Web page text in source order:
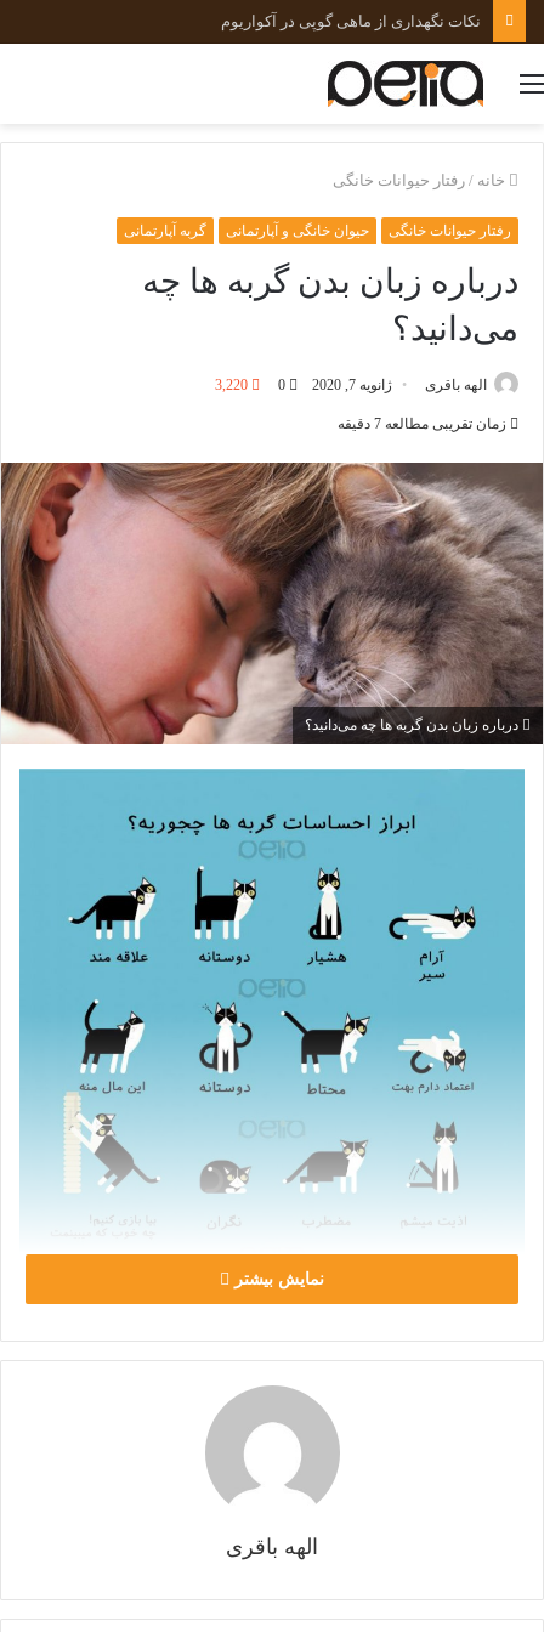
نکات نگهداری از ماهی گوپی در آکواریوم
منو
خانه / رفتار حیوانات خانگی
رفتار حیوانات خانگی حیوان خانگی و آپارتمانی گربه آپارتمانی
درباره زبان بدن گربه ها چه
می‌دانید؟
الهه باقری ژانویه 7, 2020 0
3,220
زمان تقریبی مطالعه 7 دقیقه
درباره زبان بدن گربه ها چه می‌دانید؟
زبان بدن گربه ها
تمامی گربه‌ها معمولا از طریق حرکات بدن خودشان با دنیای اطراف
ارتباط برقرار می‌کنند و به همین خاطر درک زبان بدن گربه ها، درک
معنی حرکات گربه ها و همچنی معنی صداهای گربه ها کار بسیار
نمایش بیشتر
الهه باقری